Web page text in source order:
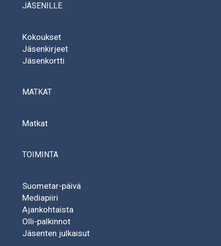
JÄSENILLE
Kokoukset
Jäsenkirjeet
Jäsenkortti
MATKAT
Matkat
TOIMINTA
Suometar-päivä
Mediapiiri
Ajankohtaista
Olli-palkinnot
Jäsenten julkaisut